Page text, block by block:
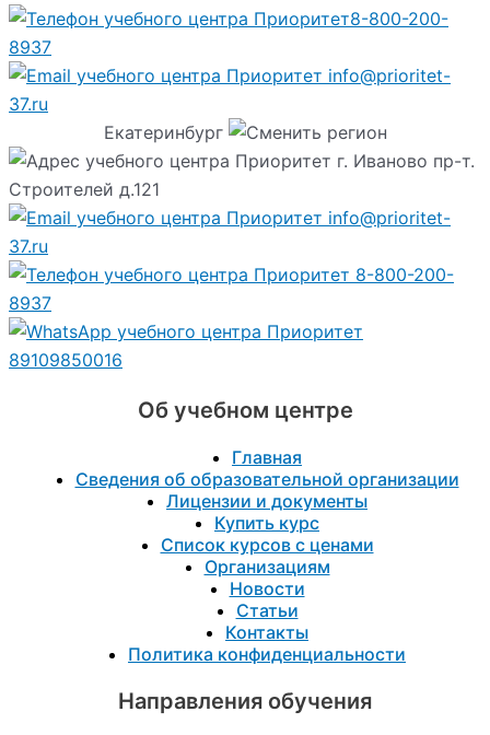
8-800-200-
8937
info@prioritet-
37.ru
Екатеринбург
г. Иваново пр-т.
Строителей д.121
info@prioritet-
37.ru
8-800-200-
8937
89109850016
Об учебном центре
Главная
Сведения об образовательной организации
Лицензии и документы
Купить курс
Список курсов с ценами
Организациям
Новости
Статьи
Контакты
Политика конфиденциальности
Направления обучения